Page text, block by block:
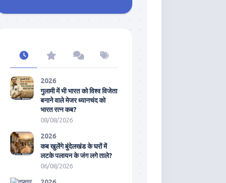
2026
गुलामी में भी भारत को विश्व विजेता
बनाने वाले मेजर ध्यानचंद को
भारत रत्न कब?
08/08/2026
2026
कब खुलेंगे बुंदेलखंड के घरों में
लटके पलायन के जंग लगे ताले?
06/08/2026